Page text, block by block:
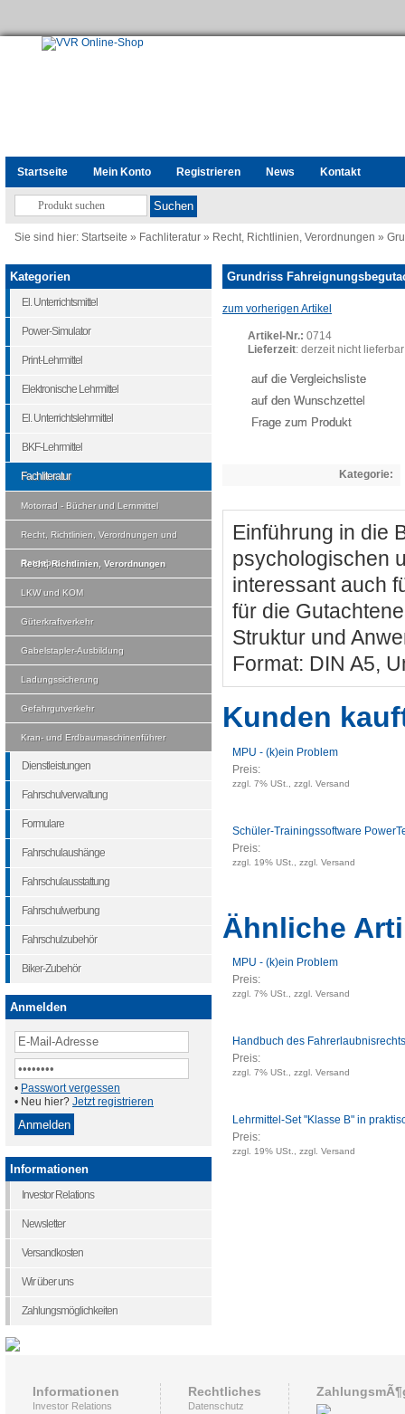
Startseite Mein Konto Registrieren News Kontakt
Sie sind hier: Startseite » Fachliteratur » Recht, Richtlinien, Verordnungen »
Grundriss
zum vorherigen Artikel
Artikel-Nr.: 0714
Lieferzeit: derzeit nicht lieferbar
auf die Vergleichsliste
auf den Wunschzettel
Frage zum Produkt
Kategorie:
Einführung in die
psychologischen
interessant auch
für die
Struktur und
Format: DIN A5,
Kunden
MPU - (k)ein Problem
Preis:
zzgl. 7% USt., zzgl. Versand
Schüler-Trainingssoftware
Preis:
zzgl. 19% USt., zzgl. Versand
Ähnliche
MPU - (k)ein Problem
Preis:
zzgl. 7% USt., zzgl. Versand
Handbuch des
Preis:
zzgl. 7% USt., zzgl. Versand
Lehrmittel-Set "Klasse B" in
Preis:
zzgl. 19% USt., zzgl. Versand
Kategorien
El. Unterrichtsmittel
Power-Simulator
Print-Lehrmittel
Elektronische Lehrmittel
El. Unterrichtslehrmittel
BKF-Lehrmittel
Fachliteratur
Motorrad - Bücher und Lernmittel
Recht, Richtlinien, Verordnungen und
Ratgeber
Recht, Richtlinien, Verordnungen
LKW und KOM
Güterkraftverkehr
Gabelstapler-Ausbildung
Ladungssicherung
Gefahrgutverkehr
Kran- und Erdbaumaschinenführer
Dienstleistungen
Fahrschulverwaltung
Formulare
Fahrschulaushänge
Fahrschulausstattung
Fahrschulwerbung
Fahrschulzubehör
Biker-Zubehör
Anmelden
• Passwort vergessen
• Neu hier? Jetzt registrieren
Informationen
Investor Relations
Newsletter
Versandkosten
Wir über uns
Zahlungsmöglichkeiten
Informationen
Investor Relations
Rechtliches
Datenschutz